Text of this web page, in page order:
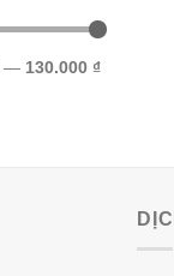
— 130.000 ₫